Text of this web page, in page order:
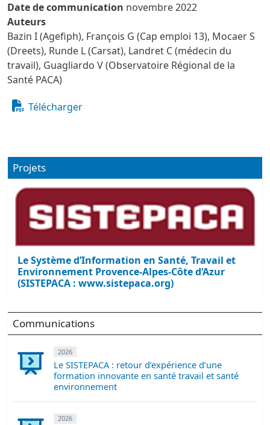
Date de communication novembre 2022
Auteurs
Bazin I (Agefiph), François G (Cap emploi 13), Mocaer S
(Dreets), Runde L (Carsat), Landret C (médecin du
travail), Guagliardo V (Observatoire Régional de la
Santé PACA)
Télécharger
Projets
Le Système d’Information en Santé, Travail et
Environnement Provence-Alpes-Côte d’Azur
(SISTEPACA : www.sistepaca.org)
Communications
2026
Le SISTEPACA : retour d’expérience d’une
formation innovante en santé travail et santé
environnement
2026